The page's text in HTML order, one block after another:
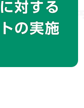
対する
の実施